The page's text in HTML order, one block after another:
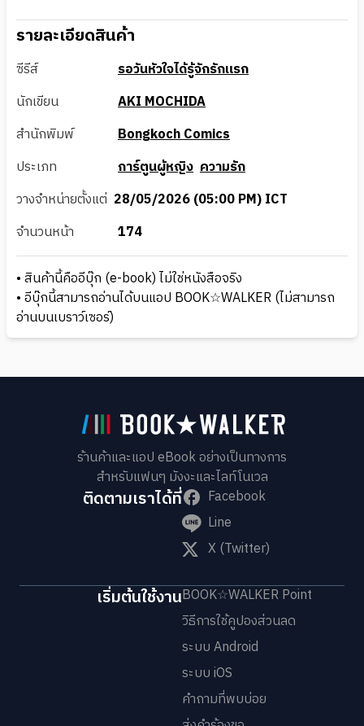
รายละเอียดสินค้า
ซีรีส์
รอวันหัวใจได้รู้จักรักแรก
นักเขียน
AKI MOCHIDA
สำนักพิมพ์
Bongkoch Comics
ประเภท
การ์ตูนผู้หญิง ความรัก
วางจำหน่ายตั้งแต่ 28/05/2026 (05:00 PM) ICT
จำนวนหน้า
174
• สินค้านี้คืออีบุ๊ก (e-book) ไม่ใช่หนังสือจริง
• อีบุ๊กนี้สามารถอ่านได้บนแอป BOOK☆WALKER (ไม่สามารถ
อ่านบนเบราว์เซอร์)
ร้านค้าและแอป eBook อย่างเป็นทางการ
สำหรับแฟนๆ มังงะและไลท์โนเวล
ติดตามเราได้ที่
Facebook
Line
X (Twitter)
เริ่มต้นใช้งานBOOK☆WALKER Point
วิธีการใช้คูปองส่วนลด
ระบบ Android
ระบบ iOS
คำถามที่พบบ่อย